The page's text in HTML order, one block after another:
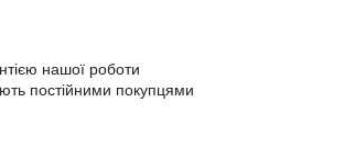
нашої роботи
постійними покупцями